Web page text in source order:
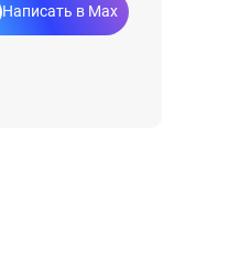
Написать в Max